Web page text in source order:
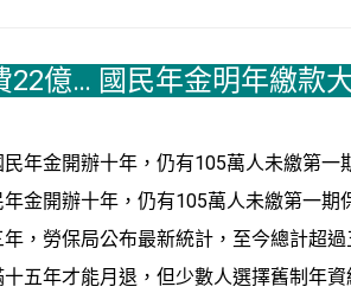
22億… 國民年金明年繳款
金開辦十年，仍有105萬人未繳第一期
，勞保局公布最新統計，至今總計超
五年才能月退，但少數人選擇舊制年